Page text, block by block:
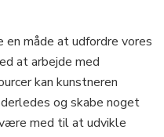
måde at udfordre vores
at arbejde med
kan kunstneren
og skabe noget
med til at udvikle